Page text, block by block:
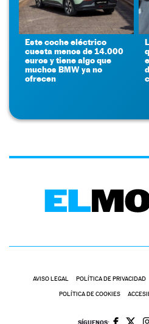
Este coche eléctrico
cuesta menos de 14.000
euros y tiene algo que
muchos BMW ya no
ofrecen
AVISO LEGAL POLÍTICA DE PRIVACIDAD
POLÍTICA DE COOKIES
SÍGUENOS: